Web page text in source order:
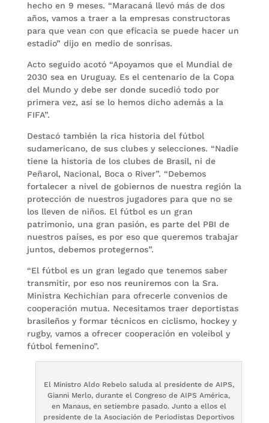
hecho en 9 meses. “Maracaná llevó más de dos
años, vamos a traer a la empresas constructoras
para que vean con que eficacia se puede hacer un
estadio” dijo en medio de sonrisas.
Acto seguido acotó “Apoyamos que el Mundial de
2030 sea en Uruguay. Es el centenario de la Copa
del Mundo y debe ser donde sucedió todo por
primera vez, así se lo hemos dicho además a la
FIFA”.
Destacó también la rica historia del fútbol
sudamericano, de sus clubes y selecciones. “Nadie
tiene la historia de los clubes de Brasil, ni de
Peñarol, Nacional, Boca o River”. “Debemos
fortalecer a nivel de gobiernos de nuestra región la
protección de nuestros jugadores para que no se
los lleven de niños. El fútbol es un gran
patrimonio, una gran pasión, es parte del PBI de
nuestros países, es por eso que queremos trabajar
juntos, debemos protegernos”.
“El fútbol es un gran legado que tenemos saber
transmitir, por eso nos reuniremos con la Sra.
Ministra Kechichian para ofrecerle convenios de
cooperación mutua. Necesitamos traer deportistas
brasileños y formar técnicos en ciclismo, hockey y
rugby, vamos a ofrecer cooperación en voleibol y
fútbol femenino”.
El Ministro Aldo Rebelo saluda al presidente de AIPS,
Gianni Merlo, durante el Congreso de AIPS América,
en Manaus, en setiembre pasado. Junto a ellos el
presidente de la Asociación de Periodistas Deportivos